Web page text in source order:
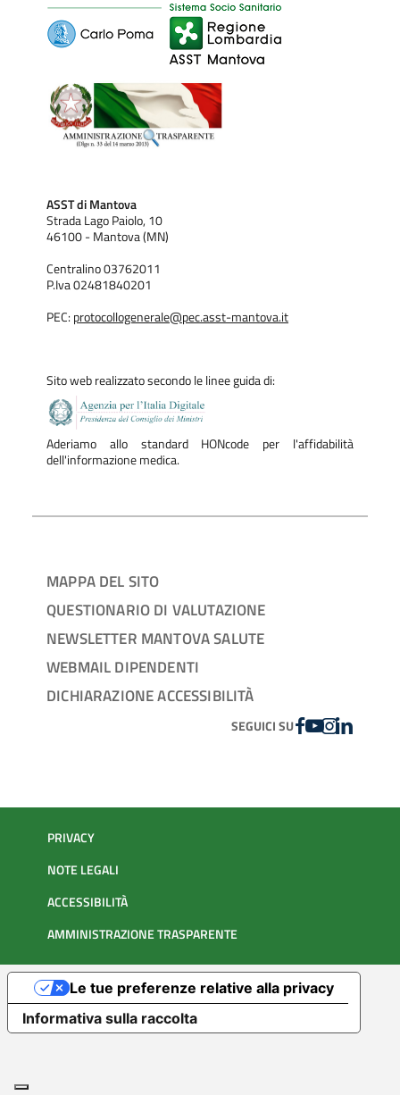
ASST di Mantova
Strada Lago Paiolo, 10
46100 - Mantova (MN)
Centralino 03762011
P.Iva 02481840201
PEC: protocollogenerale@pec.asst-mantova.it
Sito web realizzato secondo le linee guida di:
Aderiamo allo standard HONcode per l'affidabilità
dell'informazione medica.
MAPPA DEL SITO
QUESTIONARIO DI VALUTAZIONE
NEWSLETTER MANTOVA SALUTE
WEBMAIL DIPENDENTI
DICHIARAZIONE ACCESSIBILITÀ
SEGUICI SUFACEBOOK
YOUTUBE
INSTAGRAM
LINKEDIN
PRIVACY
NOTE LEGALI
ACCESSIBILITÀ
AMMINISTRAZIONE TRASPARENTE
Informativa sulla raccolta
Le tue preferenze relative alla privacy